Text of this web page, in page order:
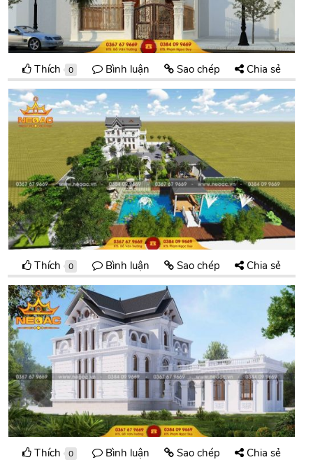
Thích 0 Bình luận Sao chép Chia sẻ
Thích 0 Bình luận Sao chép Chia sẻ
Thích 0 Bình luận Sao chép Chia sẻ